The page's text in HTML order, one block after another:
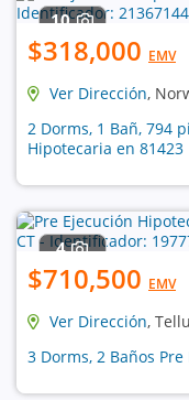
10
$318,000 EMV
Ver Dirección,
2 Dorms, 1 Bañ, 794
Hipotecaria en 81423
4
$710,500 EMV
Ver Dirección,
3 Dorms, 2 Baños